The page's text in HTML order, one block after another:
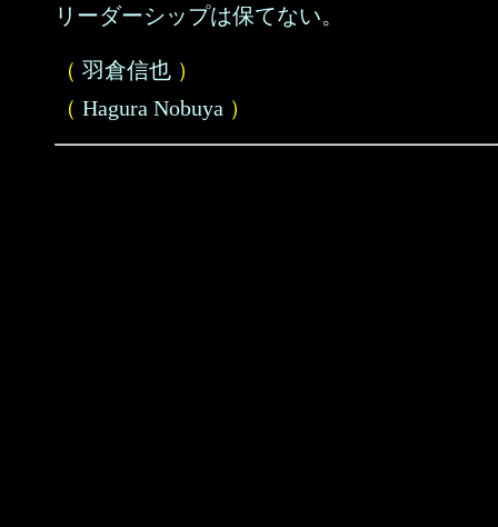
リーダーシップは保てない。
（ 羽倉信也 ）
（ Hagura Nobuya ）